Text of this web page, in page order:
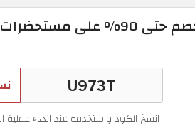
أقوى قسيمة شي ان فعالة | خصم حتى 90% على مستحضرات
انسخ الكود واستخدمه عند انهاء عملية